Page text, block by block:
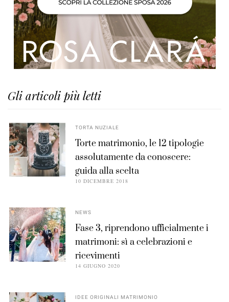
Gli articoli più letti
TORTA NUZIALE
Torte matrimonio, le 12 tipologie
assolutamente da conoscere:
guida alla scelta
10 DICEMBRE 2018
NEWS
Fase 3, riprendono ufficialmente i
matrimoni: sì a celebrazioni e
ricevimenti
14 GIUGNO 2020
IDEE ORIGINALI MATRIMONIO